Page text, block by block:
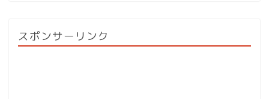
スポンサーリンク